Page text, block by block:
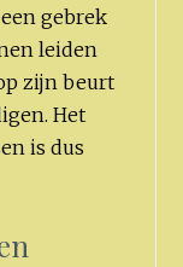
gebrek
leiden
zijn beurt
Het
is dus